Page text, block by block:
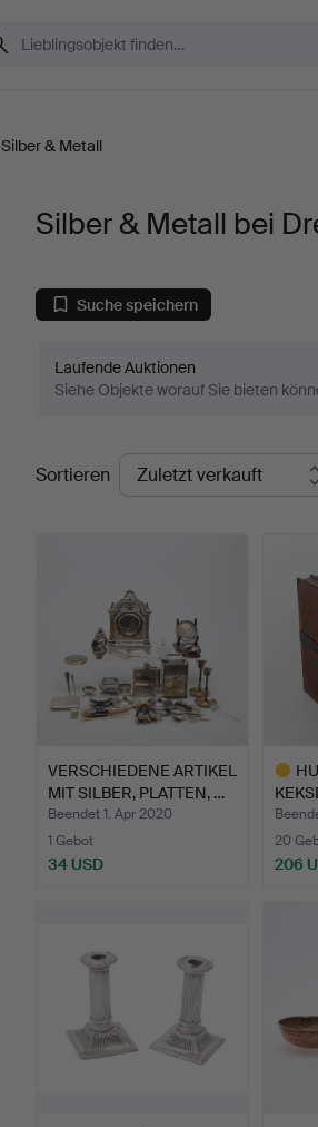
Silber & Metall
Silber & Metall bei
Suche speichern
Laufende Auktionen
Siehe Objekte worauf Sie bieten
Endpreise
Sortieren
VERSCHIEDENE ARTIKEL
MIT SILBER, PLATTEN, …
Beendet 1. Apr 2020
1 Gebot
34 USD
20
206